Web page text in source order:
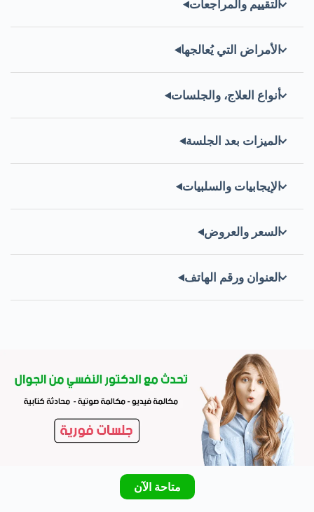
التقييم والمراجعات
الأمراض التي يُعالجها
أنواع العلاج، والجلسات
الميزات بعد الجلسة
الإيجابيات والسلبيات
السعر والعروض
العنوان ورقم الهاتف
متاحة الآن